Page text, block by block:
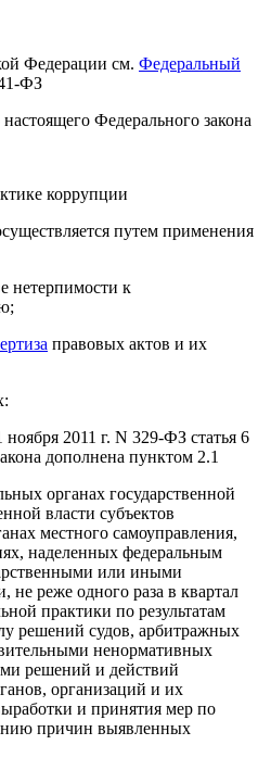
Федерации см. Федеральный
ФЗ
Федерального закона
коррупции
путем применения
нетерпимости к
правовых актов и их
ноября 2011 г. N 329-ФЗ статья 6
дополнена пунктом 2.1
органах государственной
власти субъектов
местного самоуправления,
наделенных федеральным
или иными
реже одного раза в квартал
практики по результатам
решений судов, арбитражных
ненормативных
решений и действий
организаций и их
и принятия мер по
причин выявленных